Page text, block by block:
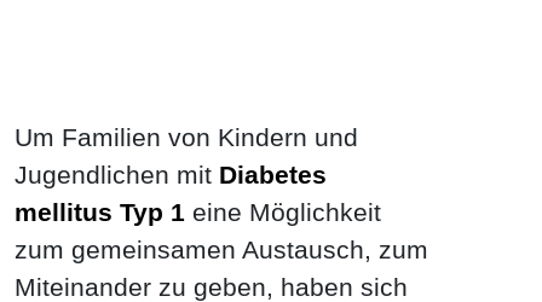
Um Familien von Kindern und
Jugendlichen mit Diabetes
mellitus Typ 1 eine Möglichkeit
zum gemeinsamen Austausch, zum
Miteinander zu geben, haben sich